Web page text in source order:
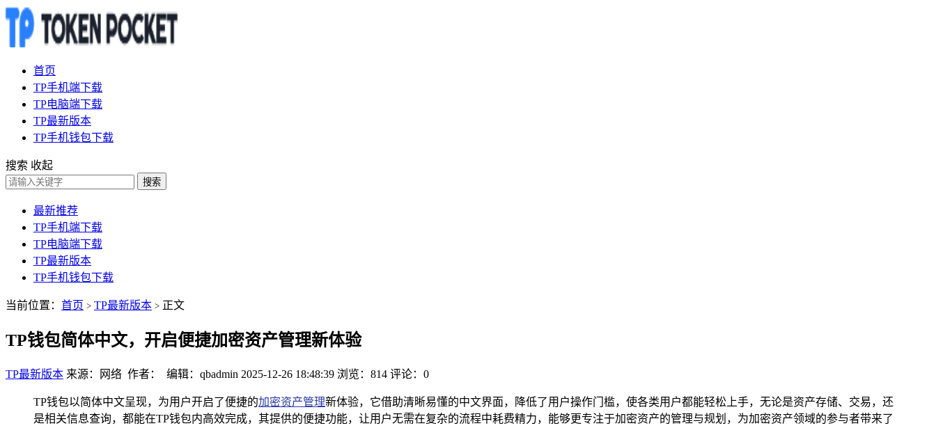
首页
TP手机端下载
TP电脑端下载
TP最新版本
TP手机钱包下载
搜索 收起
搜索
最新推荐
TP手机端下载
TP电脑端下载
TP最新版本
TP手机钱包下载
当前位置： 首页 > TP最新版本 > 正文
TP钱包简体中文，开启便捷加密资产管理新体验
TP最新版本 来源：网络 作者： 编辑：qbadmin 2025-12-26 18:48:39 浏览：814 评论：0
TP钱包以简体中文呈现，为用户开启了便捷的加密资产管理新体验，它借助清晰易懂的中文界面，降低了用户操作门槛，使各类用户都能轻松上手，无论是资产存储、交易，还
是相关信息查询，都能在TP钱包内高效完成，其提供的便捷功能，让用户无需在复杂的流程中耗费精力，能够更专注于加密资产的管理与规划，为加密资产领域的参与者带来了